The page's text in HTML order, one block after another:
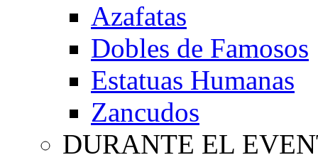
Azafatas
Dobles de Famosos
Estatuas Humanas
Zancudos
DURANTE EL